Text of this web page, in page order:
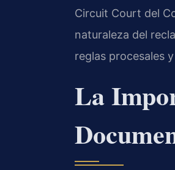
Circuit Court del
naturaleza del
reglas procesales
La